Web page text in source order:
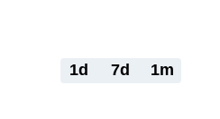
1d 7d 1m